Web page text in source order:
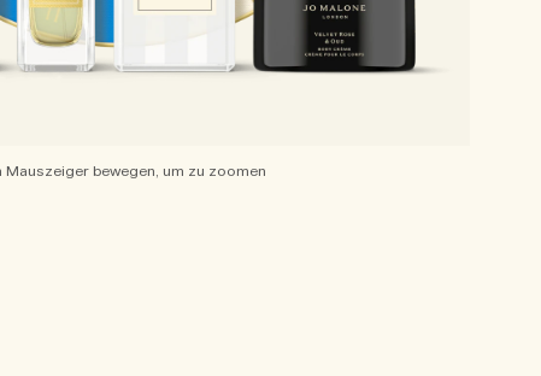
Mauszeiger bewegen, um zu zoomen